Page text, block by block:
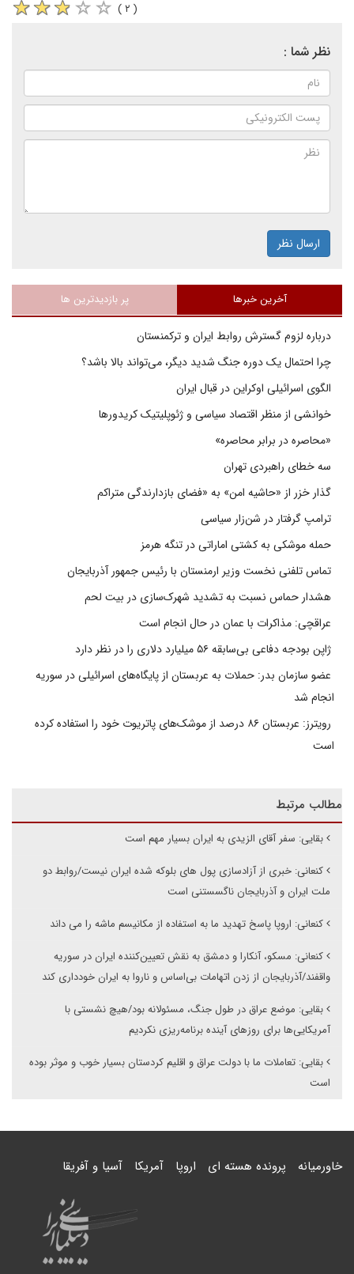
( ۲ )
نظر شما :
ارسال نظر
آخرین خبرها پر بازدیدترین ها
درباره لزوم گسترش روابط ایران و ترکمنستان
چرا احتمال یک دوره جنگ شدید دیگر، می‌تواند بالا باشد؟
الگوی اسرائیلی اوکراین در قبال ایران
خوانشی از منظر اقتصاد سیاسی و ژئوپلیتیک کریدورها
«محاصره در برابر محاصره»
سه خطای راهبردی تهران
گذار خزر از «حاشیه امن» به «فضای بازدارندگی متراکم
ترامپ گرفتار در شن‌زار سیاسی
حمله موشکی به کشتی اماراتی در تنگه هرمز
تماس تلفنی نخست وزیر ارمنستان با رئیس جمهور آذربایجان
هشدار حماس نسبت به تشدید شهرک‌سازی در بیت‌ لحم
عراقچی: مذاکرات با عمان در حال انجام است
ژاپن بودجه دفاعی بی‌سابقه ۵۶ میلیارد دلاری را در نظر دارد
عضو سازمان بدر: حملات به عربستان از پایگاه‌های اسرائیلی در سوریه
انجام شد
رویترز: عربستان ۸۶ درصد از موشک‌های پاتریوت خود را استفاده کرده
است
مطالب مرتبط
بقایی: سفر آقای الزیدی به ایران بسیار مهم است
کنعانی: خبری از آزادسازی پول های بلوکه شده ایران نیست/روابط دو
ملت ایران و آذربایجان ناگسستنی است
کنعانی: اروپا پاسخ تهدید ما به استفاده از مکانیسم ماشه را می داند
کنعانی: مسکو، آنکارا و دمشق به نقش تعیین‌کننده ایران در سوریه
واقفند/آذربایجان از زدن اتهامات بی‌اساس و ناروا به ایران خودداری کند
بقایی: موضع عراق در طول جنگ، مسئولانه بود/هیچ نشستی با
آمریکایی‌ها برای روزهای آینده برنامه‌ریزی نکردیم
بقایی: تعاملات ما با دولت عراق و اقلیم کردستان بسیار خوب و موثر بوده
است
خاورمیانه پرونده هسته ای اروپا آمریکا آسیا و آفریقا